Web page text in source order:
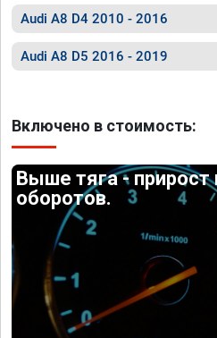
Audi A8 D4 2010 - 2016
Audi A8 D5 2016 - 2019
Включено в стоимость:
Выше тяга - прирост
оборотов.